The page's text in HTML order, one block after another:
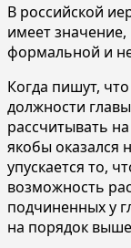
В российской
имеет
формальной и
Когда пишут,
должности
рассчитывать
якобы оказался
упускается то,
возможность
подчиненных у
на порядок